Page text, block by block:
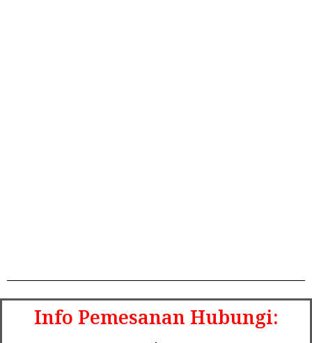
Info Pemesanan Hubungi: